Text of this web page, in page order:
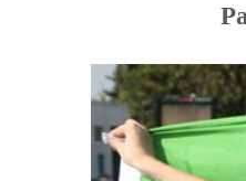
Тюмень
Ярославль
Калининград